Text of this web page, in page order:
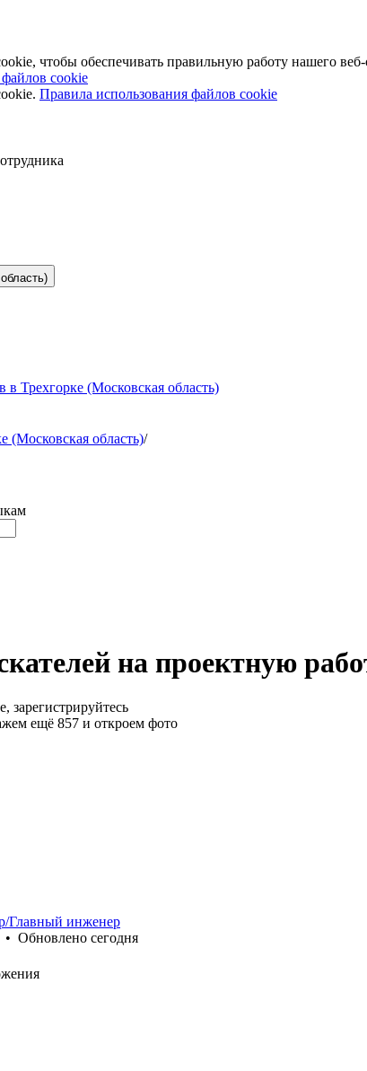
чтобы обеспечивать правильную работу нашего веб-
cookie
Правила использования файлов cookie
в Трехгорке (Московская область)
(Московская область)/
на проектную
зарегистрируйтесь
ещё 857 и откроем фото
Главный инженер
• Обновлено сегодня